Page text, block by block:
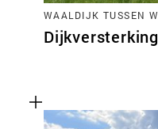
WAALDIJK TUSSEN